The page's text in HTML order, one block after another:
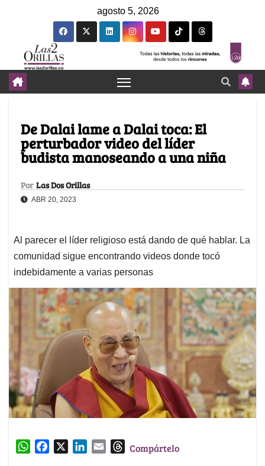
agosto 5, 2026
De Dalai lame a Dalai toca: El
perturbador video del líder
budista manoseando a una niña
Por Las Dos Orillas
ABR 20, 2023
Al parecer el líder religioso está dando de qué hablar. La
comunidad sigue encontrando videos donde tocó
indebidamente a varias personas
W
TCompártelo